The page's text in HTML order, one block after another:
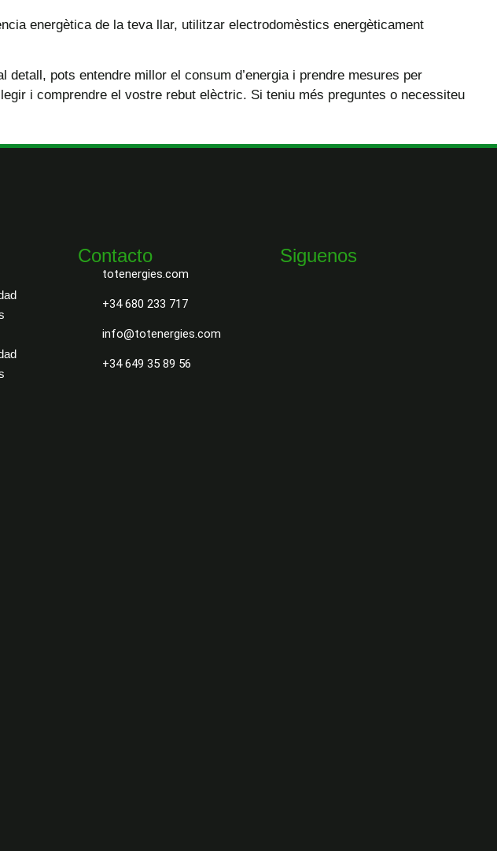
energètica de la teva llar, utilitzar electrodomèstics energèticament
pots entendre millor el consum d’energia i prendre mesures per
i comprendre el vostre rebut elèctric. Si teniu més preguntes o necessiteu
Contacto
totenergies.com
+34 680 233 717
info@totenergies.com
+34 649 35 89 56
Siguenos